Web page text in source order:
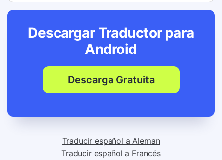
Descargar Traductor para
Android
Descarga Gratuita